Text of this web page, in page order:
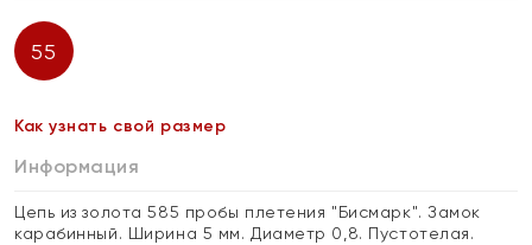
55
Как узнать свой размер
Информация
Цепь из золота 585 пробы плетения "Бисмарк". Замок
карабинный. Ширина 5 мм. Диаметр 0,8. Пустотелая.